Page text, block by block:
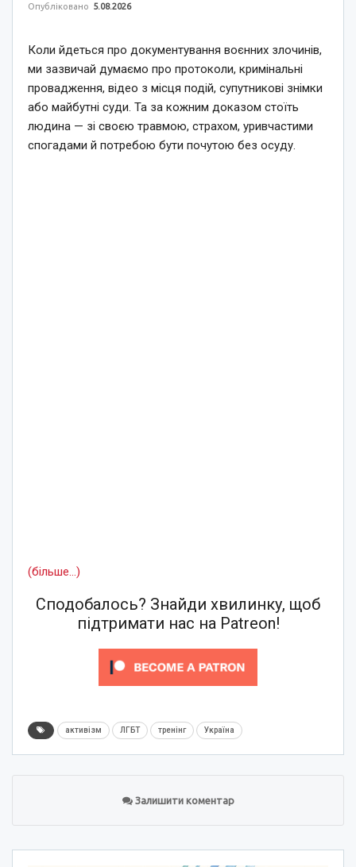
Опубліковано 5.08.2026
Коли йдеться про документування воєнних злочинів,
ми зазвичай думаємо про протоколи, кримінальні
провадження, відео з місця подій, супутникові знімки
або майбутні суди. Та за кожним доказом стоїть
людина — зі своєю травмою, страхом, уривчастими
спогадами й потребою бути почутою без осуду.
(більше…)
Сподобалось? Знайди хвилинку, щоб
підтримати нас на Patreon!
активізм ЛГБТ тренінг Україна
Залишити коментар